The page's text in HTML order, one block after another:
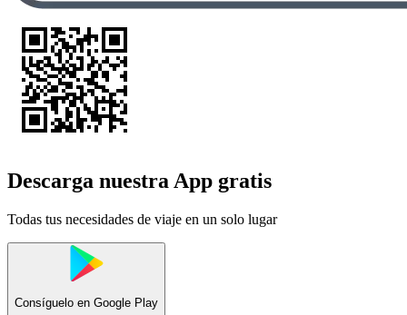
Descarga nuestra App gratis
Todas tus necesidades de viaje en un solo lugar
Consíguelo en Google Play